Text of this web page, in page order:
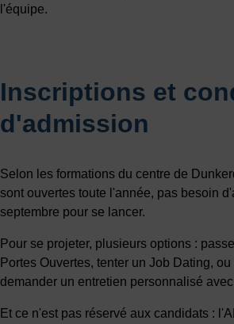
l'équipe.
Inscriptions et
d'admission
Selon les formations du centre de
sont ouvertes toute l'année, pas besoin
septembre pour se lancer.
Pour se projeter, plusieurs options :
Portes Ouvertes, tenter un Job Dating,
demander un entretien personnalisé
Et ce n'est pas réservé aux candidats :